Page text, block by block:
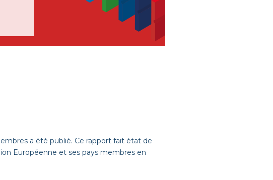
a été publié. Ce rapport fait état de
Européenne et ses pays membres en